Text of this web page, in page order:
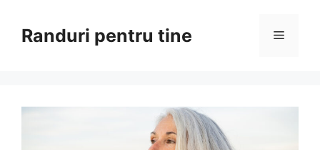
conținutRanduri pentru tine Meniu